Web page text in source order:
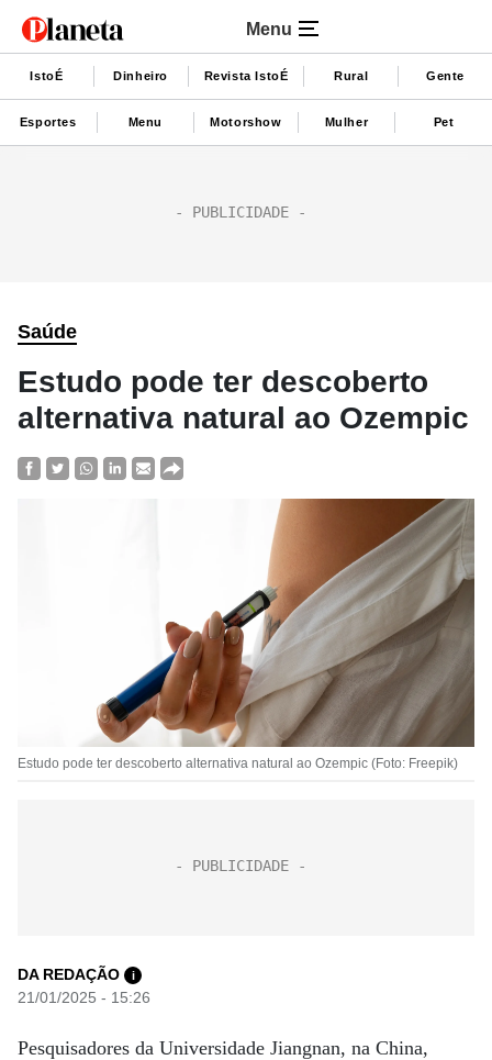
Menu
IstoÉ Dinheiro Revista IstoÉ Rural Gente
Esportes Menu Motorshow Mulher Pet
Saúde
Estudo pode ter descoberto
alternativa natural ao Ozempic
Estudo pode ter descoberto alternativa natural ao Ozempic (Foto: Freepik)
DA REDAÇÃO i
21/01/2025 - 15:26
Pesquisadores da Universidade Jiangnan, na China,